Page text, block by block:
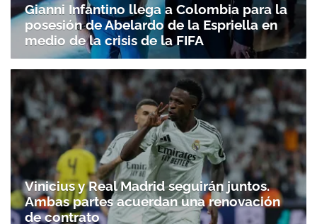
Gianni Infantino llega a Colombia para la
posesión de Abelardo de la Espriella en
medio de la crisis de la FIFA
Vinicius y Real Madrid seguirán juntos.
Ambas partes acuerdan una renovación
de contrato